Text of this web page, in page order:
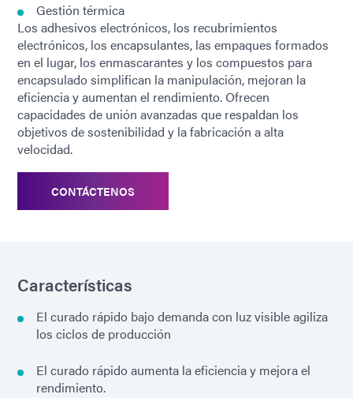
Gestión térmica
Los adhesivos electrónicos, los recubrimientos
electrónicos, los encapsulantes, las empaques formados
en el lugar, los enmascarantes y los compuestos para
encapsulado simplifican la manipulación, mejoran la
eficiencia y aumentan el rendimiento. Ofrecen
capacidades de unión avanzadas que respaldan los
objetivos de sostenibilidad y la fabricación a alta
velocidad.
CONTÁCTENOS
Características
El curado rápido bajo demanda con luz visible agiliza
los ciclos de producción
El curado rápido aumenta la eficiencia y mejora el
rendimiento.